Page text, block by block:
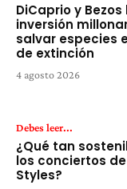
DiCaprio y
inversión
salvar especies
de extinción
4 agosto 2026
Debes leer...
¿Qué tan
los conciertos
Styles?